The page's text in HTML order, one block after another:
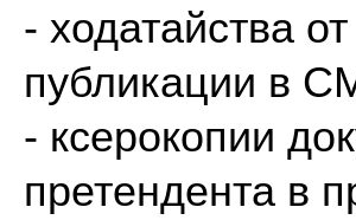
- ходатайства
публикации в
- ксерокопии
претендента в